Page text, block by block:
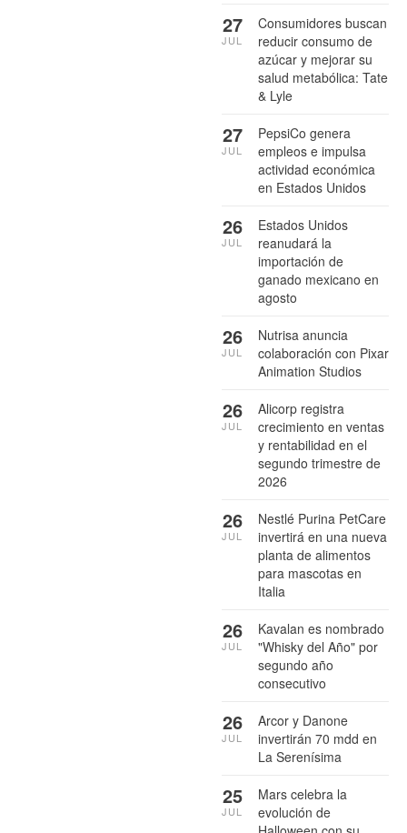
Consumidores buscan
reducir consumo de
azúcar y mejorar su
salud metabólica: Tate
& Lyle
27
JUL
PepsiCo genera
empleos e impulsa
actividad económica
en Estados Unidos
27
JUL
Estados Unidos
reanudará la
importación de
ganado mexicano en
agosto
26
JUL
Nutrisa anuncia
colaboración con Pixar
Animation Studios
26
JUL
Alicorp registra
crecimiento en ventas
y rentabilidad en el
segundo trimestre de
2026
26
JUL
Nestlé Purina PetCare
invertirá en una nueva
planta de alimentos
para mascotas en
Italia
26
JUL
Kavalan es nombrado
"Whisky del Año" por
segundo año
consecutivo
26
JUL
Arcor y Danone
invertirán 70 mdd en
La Serenísima
26
JUL
Mars celebra la
evolución de
25
JUL